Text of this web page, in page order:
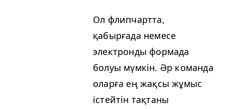
Ол флипчартта,
қабырғада немесе
электронды формада
болуы мүмкін. Әр команда
оларға ең жақсы жұмыс
істейтін тақтаны